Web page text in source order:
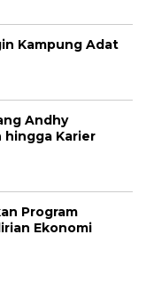
Kampung Adat
Andhy
hingga Karier
Program
Ekonomi